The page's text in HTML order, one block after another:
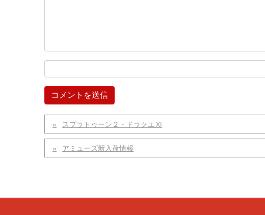
スプラトゥーン２・ドラクエⅪ
アミューズ新入荷情報